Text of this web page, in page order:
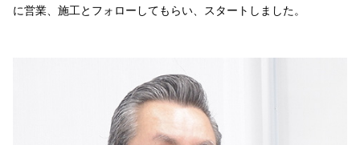
に営業、施工とフォローしてもらい、スタートしました。